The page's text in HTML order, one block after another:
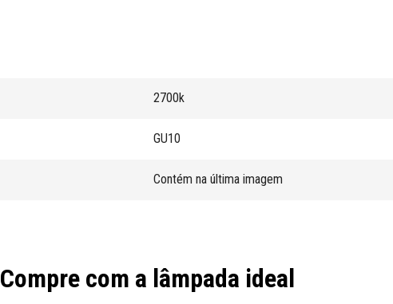
2700k
GU10
Contém na última imagem
Compre com a lâmpada ideal